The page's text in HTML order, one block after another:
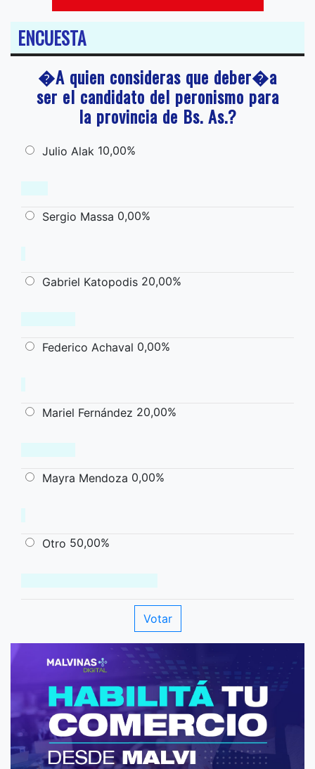
ENCUESTA
�A quien consideras que deber�a
ser el candidato del peronismo para
la provincia de Bs. As.?
Julio Alak 10,00%
Sergio Massa 0,00%
Gabriel Katopodis 20,00%
Federico Achaval 0,00%
Mariel Fernández 20,00%
Mayra Mendoza 0,00%
Otro 50,00%